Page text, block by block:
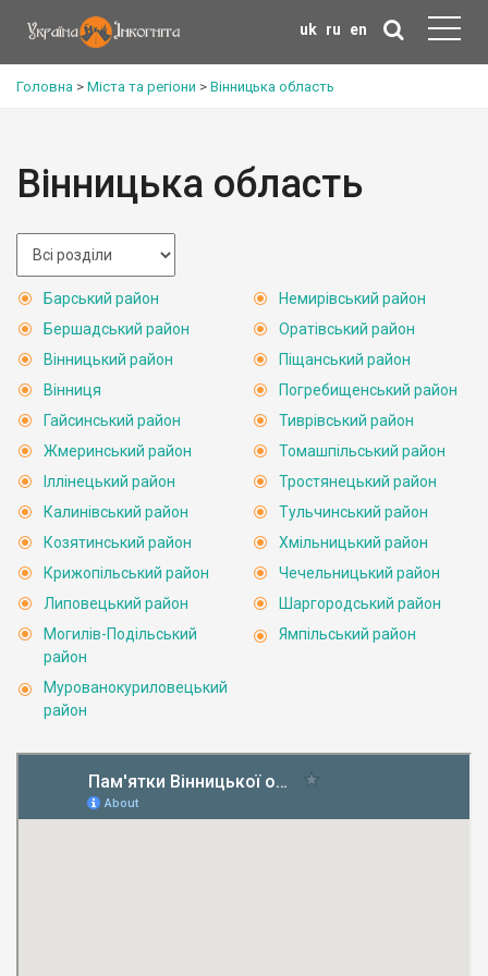
uk ru en
Головна > Міста та регіони > Вінницька область
Вінницька область
Барський район
Бершадський район
Вінницький район
Вінниця
Гайсинський район
Жмеринський район
Іллінецький район
Калинівський район
Козятинський район
Крижопільський район
Липовецький район
Могилів-Подільський
район
Мурованокуриловецький
район
Немирівський район
Оратівський район
Піщанський район
Погребищенський район
Тиврівський район
Томашпільський район
Тростянецький район
Тульчинський район
Хмільницький район
Чечельницький район
Шаргородський район
Ямпільський район